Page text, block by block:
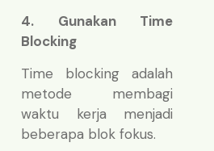
4. Gunakan Time
Blocking
Time blocking adalah
metode membagi
waktu kerja menjadi
beberapa blok fokus.